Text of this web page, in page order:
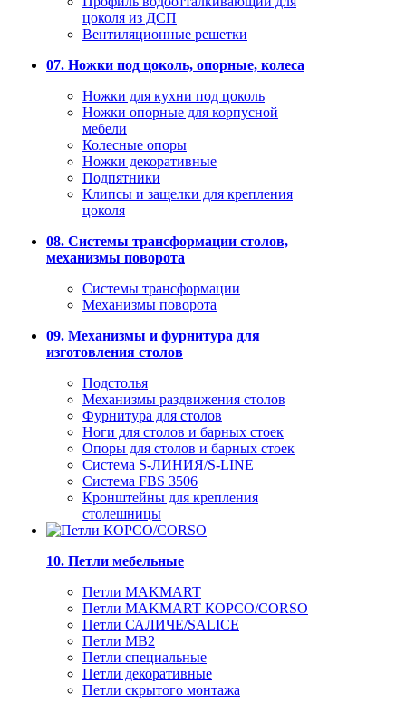
цоколя из ДСП
Вентиляционные решетки
07. Ножки под цоколь, опорные, колеса
Ножки для кухни под цоколь
Ножки опорные для корпусной
мебели
Колесные опоры
Ножки декоративные
Подпятники
Клипсы и защелки для крепления
цоколя
08. Системы трансформации столов,
механизмы поворота
Системы трансформации
Механизмы поворота
09. Механизмы и фурнитура для
изготовления столов
Подстолья
Механизмы раздвижения столов
Фурнитура для столов
Ноги для столов и барных стоек
Опоры для столов и барных стоек
Система S-ЛИНИЯ/S-LINE
Система FBS 3506
Кронштейны для крепления
столешницы
10. Петли мебельные
Петли MAKMART
Петли MAKMART КОРСО/CORSO
Петли САЛИЧЕ/SALICE
Петли MB2
Петли специальные
Петли декоративные
Петли скрытого монтажа